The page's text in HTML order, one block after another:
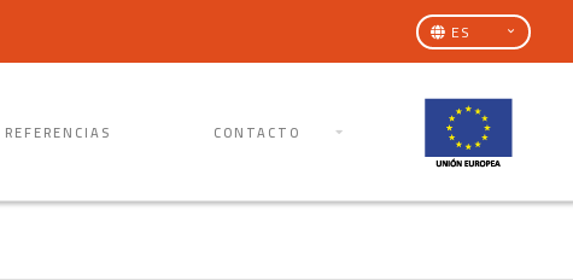
ES
REFERENCIAS CONTACTO